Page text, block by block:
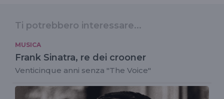
Ti potrebbero interessare...
MUSICA
Frank Sinatra, re dei crooner
Venticinque anni senza "The Voice"